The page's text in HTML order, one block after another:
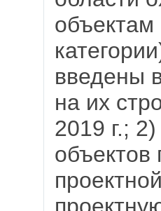
введены
на их
2019 г.;
объектов